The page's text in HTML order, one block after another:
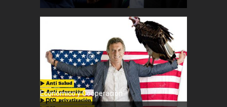
Económico y Cooperación